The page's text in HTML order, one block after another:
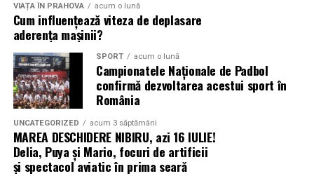
VIAȚA ÎN PRAHOVA acum o lună
Cum influențează viteza de deplasare
aderența mașinii?
SPORT acum o lună
Campionatele Naționale de Padbol
confirmă dezvoltarea acestui sport în
România
UNCATEGORIZED acum 3 săptămâni
MAREA DESCHIDERE NIBIRU, azi 16 IULIE!
Delia, Puya și Mario, focuri de artificii
și spectacol aviatic în prima seară